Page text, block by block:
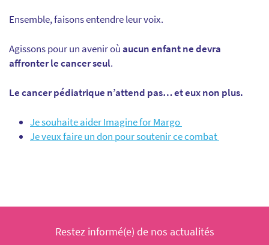
Ensemble, faisons entendre leur voix.
Agissons pour un avenir oùaucun enfant ne devra
affronter le cancer seul.
Le cancer pédiatrique n’attend pas… et eux non plus.
Je souhaite aider Imagine for Margo
Je veux faire un don pour soutenir ce combat
Restez informé(e) de nos actualités